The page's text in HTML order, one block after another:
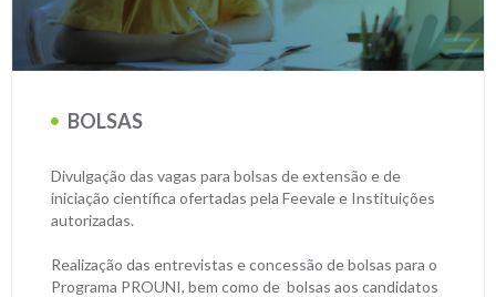
BOLSAS
Divulgação das vagas para bolsas de extensão e de
iniciação científica ofertadas pela Feevale e Instituições
autorizadas.
Realização das entrevistas e concessão de bolsas para o
Programa PROUNI, bem como de bolsas aos candidatos